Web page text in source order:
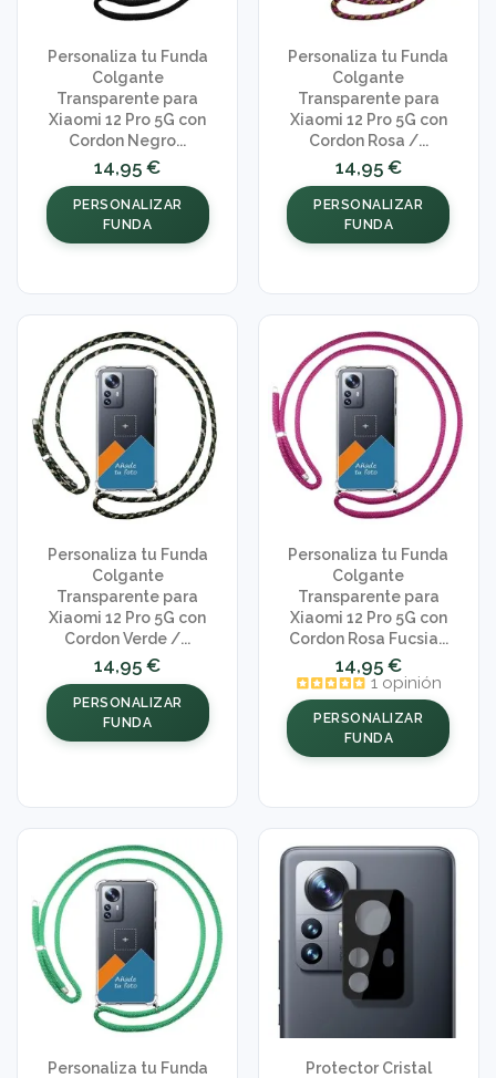
Personaliza tu Funda
Colgante
Transparente para
Xiaomi 12 Pro 5G con
Cordon Negro...
14,95 €
PERSONALIZAR
FUNDA
Personaliza tu Funda
Colgante
Transparente para
Xiaomi 12 Pro 5G con
Cordon Rosa /...
14,95 €
PERSONALIZAR
FUNDA
Personaliza tu Funda
Colgante
Transparente para
Xiaomi 12 Pro 5G con
Cordon Verde /...
14,95 €
PERSONALIZAR
FUNDA
Personaliza tu Funda
Colgante
Transparente para
Xiaomi 12 Pro 5G con
Cordon Rosa Fucsia...
14,95 €
1 opinión
PERSONALIZAR
FUNDA
Personaliza tu Funda
Protector Cristal